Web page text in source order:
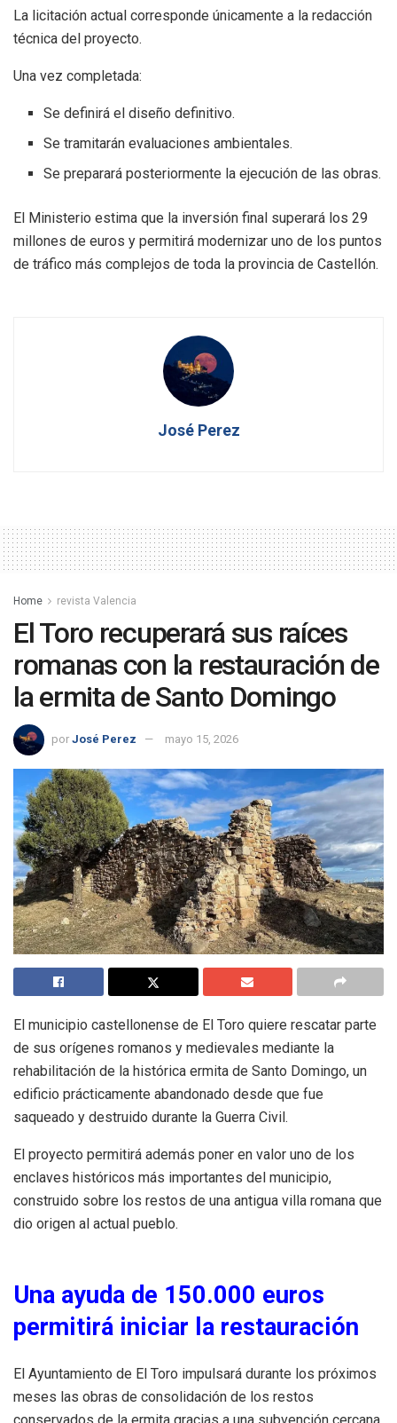
La licitación actual corresponde únicamente a la redacción
técnica del proyecto.
Una vez completada:
Se definirá el diseño definitivo.
Se tramitarán evaluaciones ambientales.
Se preparará posteriormente la ejecución de las obras.
El Ministerio estima que la inversión final superará los 29
millones de euros y permitirá modernizar uno de los puntos
de tráfico más complejos de toda la provincia de Castellón.
José Perez
Home revista Valencia
El Toro recuperará sus raíces
romanas con la restauración de
la ermita de Santo Domingo
por José Perez mayo 15, 2026
El municipio castellonense de El Toro quiere rescatar parte
de sus orígenes romanos y medievales mediante la
rehabilitación de la histórica ermita de Santo Domingo, un
edificio prácticamente abandonado desde que fue
saqueado y destruido durante la Guerra Civil.
El proyecto permitirá además poner en valor uno de los
enclaves históricos más importantes del municipio,
construido sobre los restos de una antigua villa romana que
dio origen al actual pueblo.
Una ayuda de 150.000 euros
permitirá iniciar la restauración
El Ayuntamiento de El Toro impulsará durante los próximos
meses las obras de consolidación de los restos
conservados de la ermita gracias a una subvención cercana